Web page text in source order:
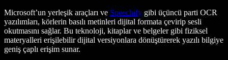
Microsoft’un yerleşik araçları ve Speechify gibi üçüncü parti OCR
yazılımları, körlerin basılı metinleri dijital formata çevirip sesli
okutmasını sağlar. Bu teknoloji, kitaplar ve belgeler gibi fiziksel
materyalleri erişilebilir dijital versiyonlara dönüştürerek yazılı bilgiye
geniş çaplı erişim sunar.